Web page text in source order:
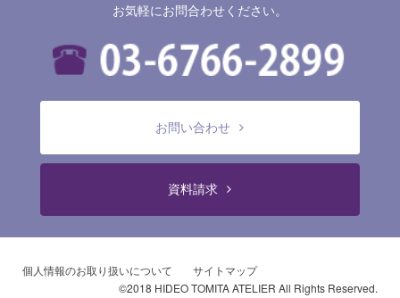
お気軽にお問合わせください。
お問い合わせ
資料請求
個人情報のお取り扱いについて
サイトマップ
©2018 HIDEO TOMITA ATELIER All Rights Reserved.